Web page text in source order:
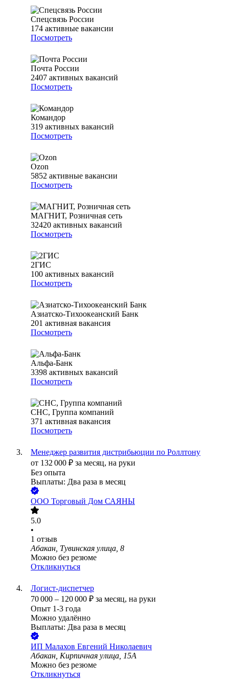
Спецсвязь России
174 активные вакансии
Посмотреть
Почта России
2407 активных вакансий
Посмотреть
Командор
319 активных вакансий
Посмотреть
Ozon
5852 активные вакансии
Посмотреть
МАГНИТ, Розничная сеть
32420 активных вакансий
Посмотреть
2ГИС
100 активных вакансий
Посмотреть
Азиатско-Тихоокеанский Банк
201 активная вакансия
Посмотреть
Альфа-Банк
3398 активных вакансий
Посмотреть
СНС, Группа компаний
371 активная вакансия
Посмотреть
Менеджер развития дистрибьюции по Роллтону
от 132 000 ₽ за месяц, на руки
Без опыта
Выплаты: Два раза в месяц
ООО Торговый Дом САЯНЫ
5.0
•
1 отзыв
Абакан, Тувинская улица, 8
Можно без резюме
Откликнуться
Логист-диспетчер
70 000 – 120 000 ₽ за месяц, на руки
Опыт 1-3 года
Можно удалённо
Выплаты: Два раза в месяц
ИП Малахов Евгений Николаевич
Абакан, Кирпичная улица, 15А
Можно без резюме
Откликнуться